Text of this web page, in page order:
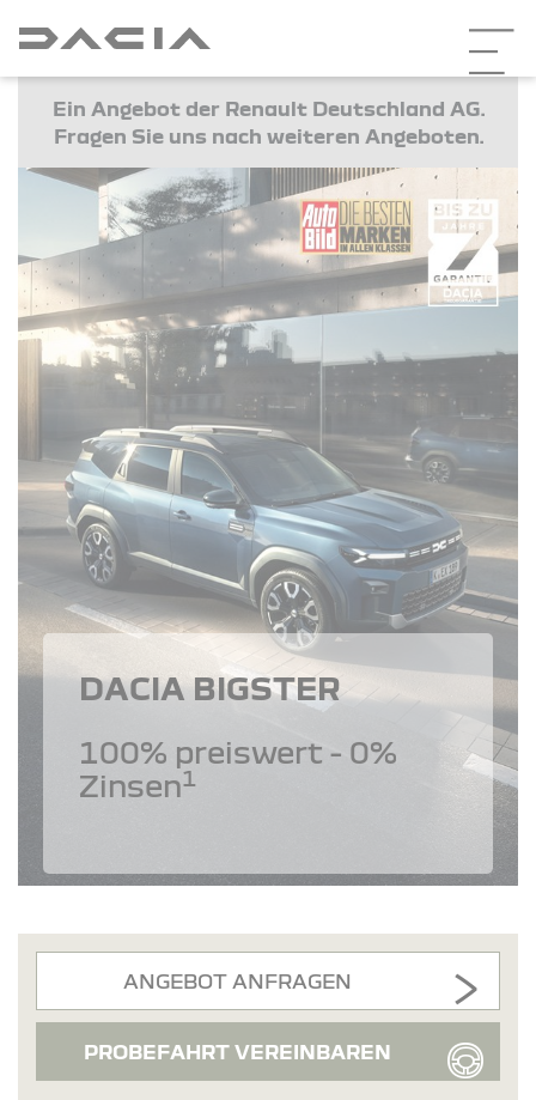
Ein Angebot der Renault Deutschland AG.
Fragen Sie uns nach weiteren Angeboten.
DACIA BIGSTER
100% preiswert - 0%
Zinsen1
ANGEBOT ANFRAGEN
PROBEFAHRT VEREINBAREN